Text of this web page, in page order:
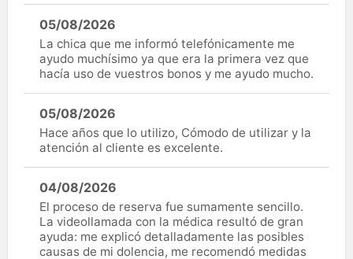
05/08/2026
La chica que me informó telefónicamente me
ayudo muchísimo ya que era la primera vez que
hacía uso de vuestros bonos y me ayudo mucho.
05/08/2026
Hace años que lo utilizo, Cómodo de utilizar y la
atención al cliente es excelente.
04/08/2026
El proceso de reserva fue sumamente sencillo.
La videollamada con la médica resultó de gran
ayuda: me explicó detalladamente las posibles
causas de mi dolencia, me recomendó medidas